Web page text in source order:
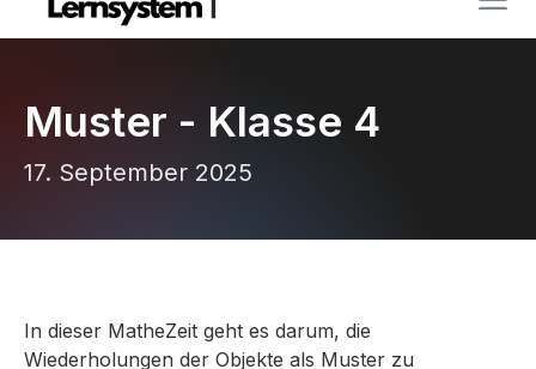
Muster - Klasse 4
17. September 2025
In dieser MatheZeit geht es darum, die
Wiederholungen der Objekte als Muster zu